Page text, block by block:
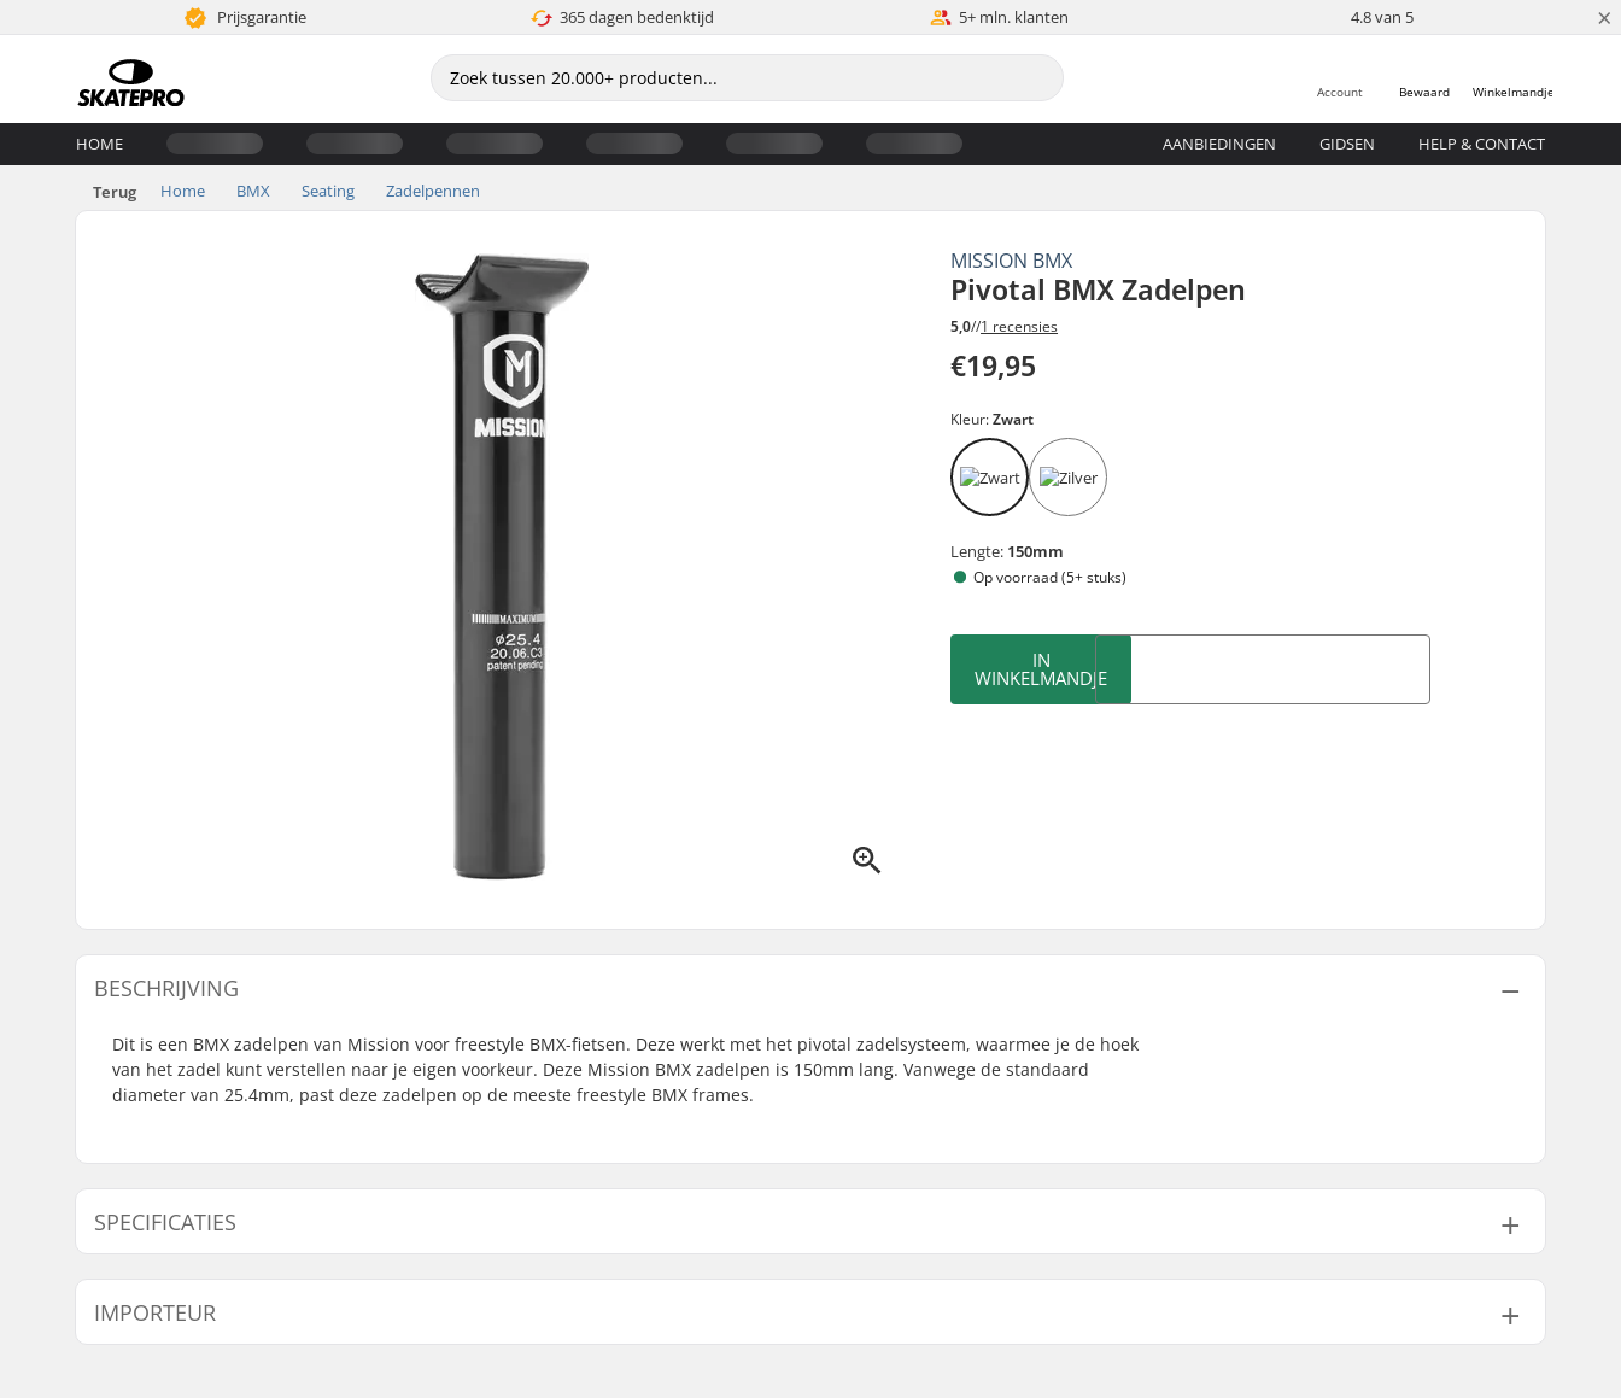
Prijsgarantie 365 dagen bedenktijd 5+ mln. klanten 4.8 van 5 ×
Winkelmandje
Bewaard
Account
HOME AANBIEDINGEN GIDSEN HELP & CONTACT
Terug Home BMX Seating Zadelpennen
MISSION BMX
Pivotal BMX Zadelpen
5,0//1 recensies
€19,95
Kleur:Zwart
Lengte: 150mm
Op voorraad (5+ stuks)
IN
WINKELMANDJE
BESCHRIJVING
Dit is een BMX zadelpen van Mission voor freestyle BMX-fietsen. Deze werkt met het pivotal zadelsysteem, waarmee je de hoek
van het zadel kunt verstellen naar je eigen voorkeur. Deze Mission BMX zadelpen is 150mm lang. Vanwege de standaard
diameter van 25.4mm, past deze zadelpen op de meeste freestyle BMX frames.
SPECIFICATIES
Zadel:
Pivotal
Zadelpen Lengte:
BMX Zadelpen Diameter:
25.4mm
IMPORTEUR